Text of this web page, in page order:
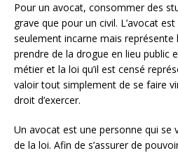
Pour un avocat, consommer des
grave que pour un civil. L’avocat
seulement incarne mais représente
prendre de la drogue en lieu public
métier et la loi qu’il est censé
valoir tout simplement de se faire
droit d’exercer.
Un avocat est une personne qui se
de la loi. Afin de s’assurer de